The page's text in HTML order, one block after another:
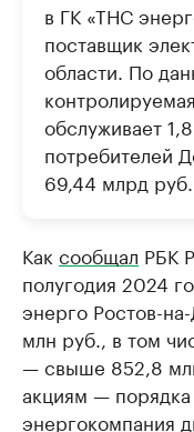
в ГК «ТНС
поставщик
области. По
обслуживает
потребителей
69,44 млрд руб.
Как сообщал РБК
полугодия 2024
энерго Ростов-
млн руб., в том
— свыше 852,8
акциям —
энергокомпания